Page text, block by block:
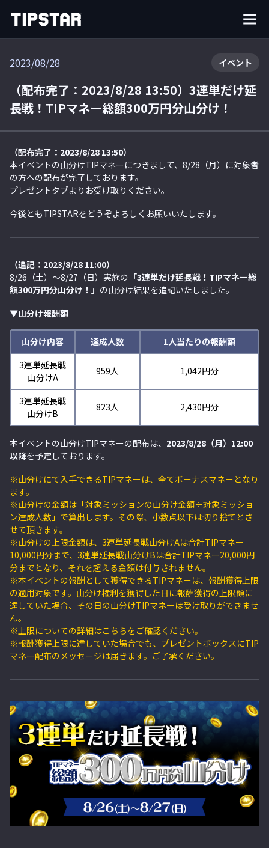
2023/08/28 イベント
（配布完了：2023/8/28 13:50）3連単だけ延
長戦！TIPマネー総額300万円分山分け！
（配布完了：2023/8/28 13:50）
本イベントの山分けTIPマネーにつきまして、8/28（月）に対象者
の方への配布が完了しております。
プレゼントタブよりお受け取りください。
今後ともTIPSTARをどうぞよろしくお願いいたします。
（追記：2023/8/28 11:00）
8/26（土）～8/27（日）実施の 「3連単だけ延長戦！TIPマネー総
額300万円分山分け！ 」 の山分け結果を追記いたしました。
▼山分け報酬額
山分け内容 達成人数
1人当たりの報酬額
3連単延長戦
山分けA
959人 1,042円分
3連単延長戦
山分けB
823人 2,430円分
本イベントの山分けTIPマネーの配布は、 2023/8/28（月）12:00
以降を予定しております。
※山分けにて入手できるTIPマネーは、全てボーナスマネーとなり
ます。
※山分けの金額は「対象ミッションの山分け金額÷対象ミッショ
ン達成人数」で算出します。その際、小数点以下は切り捨てとさ
せて頂きます。
※山分けの上限金額は、3連単延長戦山分けAは合計TIPマネー
10,000円分まで、3連単延長戦山分けBは合計TIPマネー20,000円
分までとなり、それを超える金額は付与されません。
※本イベントの報酬として獲得できるTIPマネーは、報酬獲得上限
の適用対象です。山分け権利を獲得した日に報酬獲得の上限額に
達していた場合、その日の山分けTIPマネーは受け取りができませ
ん。
※上限についての詳細はこちらをご確認ください。
※報酬獲得上限に達していた場合でも、プレゼントボックスにTIP
マネー配布のメッセージは届きます。ご了承ください。